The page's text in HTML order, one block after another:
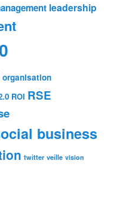
leadership
organisation
ROI RSE
business
twitter veille vision